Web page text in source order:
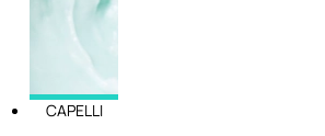
CAPELLI